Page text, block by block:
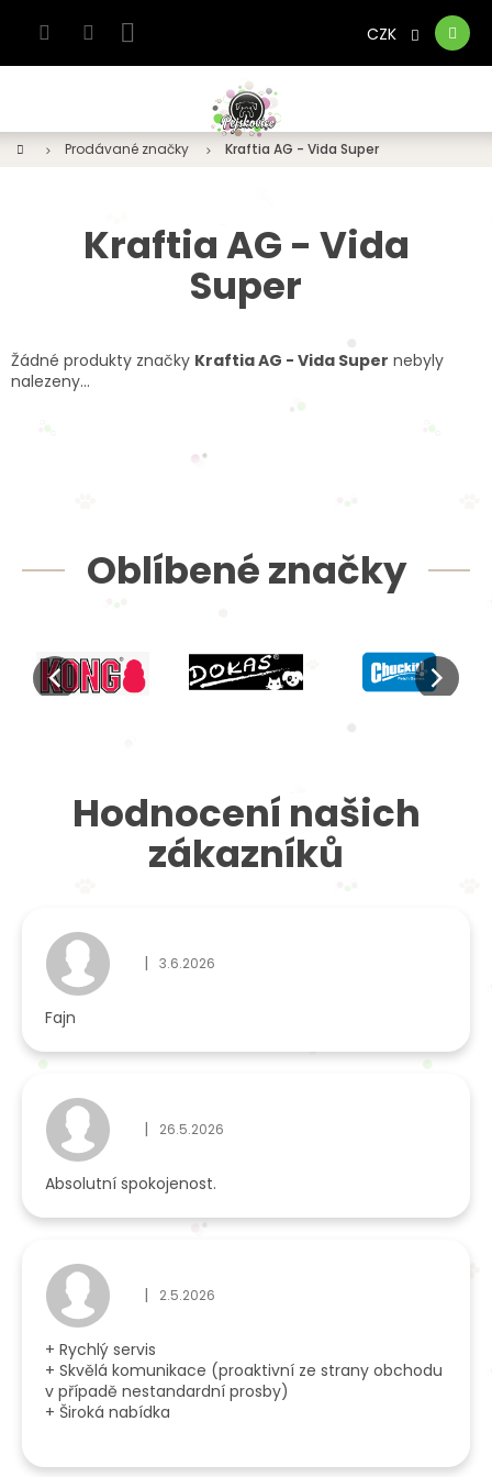
Nákupní
košík
CZK
DomůProdávané značky Kraftia AG - Vida Super
Kraftia AG - Vida
Super
Žádné produkty značky Kraftia AG - Vida Super nebyly
nalezeny...
Oblíbené značky
Hodnocení našich
zákazníků
Hodnocení obchodu je 5 z 5 hvězdiček.
| 3.6.2026
Fajn
Hodnocení obchodu je 5 z 5 hvězdiček.
| 26.5.2026
Absolutní spokojenost.
Hodnocení obchodu je 5 z 5 hvězdiček.
| 2.5.2026
+ Rychlý servis
+ Skvělá komunikace (proaktivní ze strany obchodu
v případě nestandardní prosby)
+ Široká nabídka